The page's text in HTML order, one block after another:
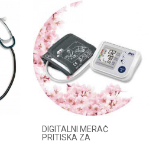
DIGITALNI MERAČ
PRITISKA ZA